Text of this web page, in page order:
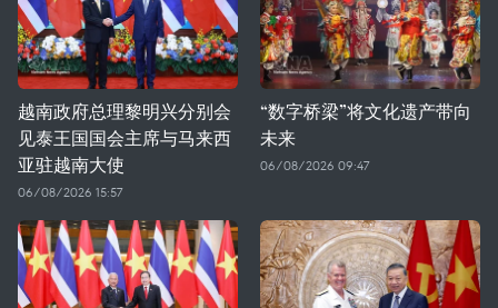
越南政府总理黎明兴分别会
见泰王国国会主席与马来西
亚驻越南大使
06/08/2026 15:57
“数字桥梁”将文化遗产带向
未来
06/08/2026 09:47